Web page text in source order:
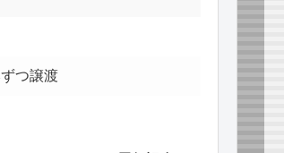
つ譲渡